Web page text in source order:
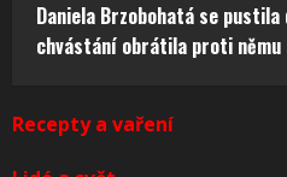
Daniela Brzobohatá se
chvástání obrátila proti němu
Recepty a vaření